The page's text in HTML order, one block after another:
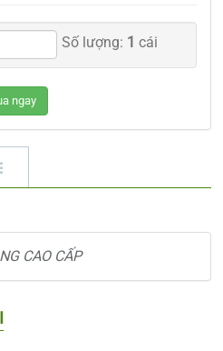
Số lượng: 1 cái
ngay
CAO CẤP